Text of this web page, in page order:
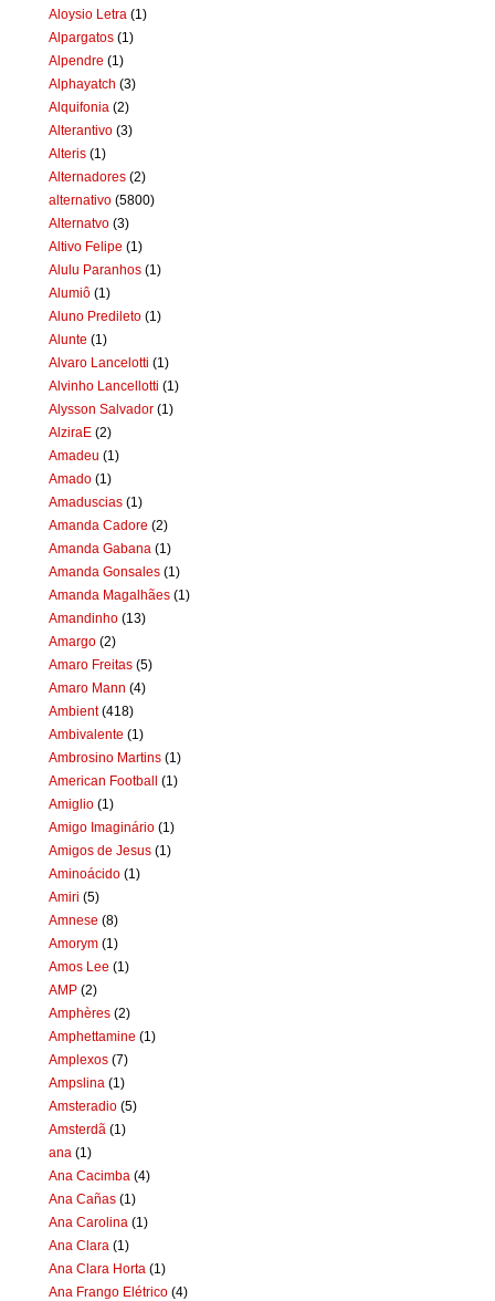
Aloysio Letra (1)
Alpargatos (1)
Alpendre (1)
Alphayatch (3)
Alquifonia (2)
Alterantivo (3)
Alteris (1)
Alternadores (2)
alternativo (5800)
Alternatvo (3)
Altivo Felipe (1)
Alulu Paranhos (1)
Alumiô (1)
Aluno Predileto (1)
Alunte (1)
Alvaro Lancelotti (1)
Alvinho Lancellotti (1)
Alysson Salvador (1)
AlziraE (2)
Amadeu (1)
Amado (1)
Amaduscias (1)
Amanda Cadore (2)
Amanda Gabana (1)
Amanda Gonsales (1)
Amanda Magalhães (1)
Amandinho (13)
Amargo (2)
Amaro Freitas (5)
Amaro Mann (4)
Ambient (418)
Ambivalente (1)
Ambrosino Martins (1)
American Football (1)
Amiglio (1)
Amigo Imaginário (1)
Amigos de Jesus (1)
Aminoácido (1)
Amiri (5)
Amnese (8)
Amorym (1)
Amos Lee (1)
AMP (2)
Amphères (2)
Amphettamine (1)
Amplexos (7)
Ampslina (1)
Amsteradio (5)
Amsterdã (1)
ana (1)
Ana Cacimba (4)
Ana Cañas (1)
Ana Carolina (1)
Ana Clara (1)
Ana Clara Horta (1)
Ana Frango Elétrico (4)